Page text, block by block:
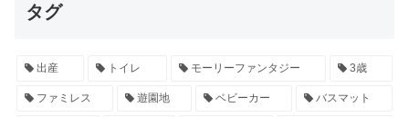
タグ
出産 トイレ モーリーファンタジー 3歳
ファミレス 遊園地 ベビーカー バスマット